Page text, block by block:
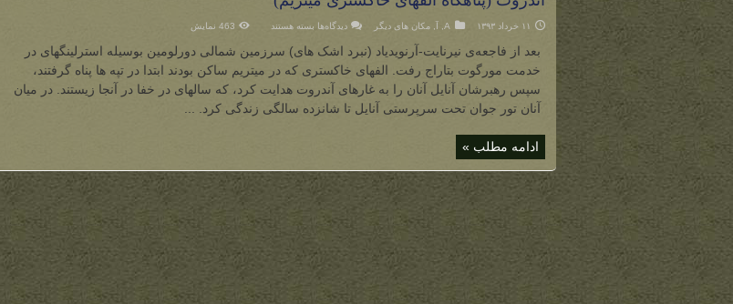
۱۱ خرداد ۱۳۹۳ A آ ,مکان های دیگر دیدگاه‌ها برای
(پناهگاه
الفهای
خاکستری
میتریم)
بسته هستند 463 نمایش
بعد از فاجعه‌ی نیرنایت-آرنویدیاد (نبرد اشک های) سرزمین شمالی دورلومین بوسیله استرلینگهای در
خدمت مورگوت بتاراج رفت. الفهای خاکستری که در میتریم ساکن بودند ابتدا در تپه ها پناه گرفتند،
سپس رهبرشان آنایل آنان را به غارهای آندروت هدایت کرد، که سالهای در خفا در آنجا زیستند. در میان
آنان تور جوان تحت سرپرستی آنایل تا شانزده سالگی زندگی کرد. ...
ادامه مطلب »